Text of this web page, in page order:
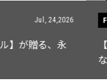
FASHION PR
【ICB】人気インフ
なる「名品ブラウス